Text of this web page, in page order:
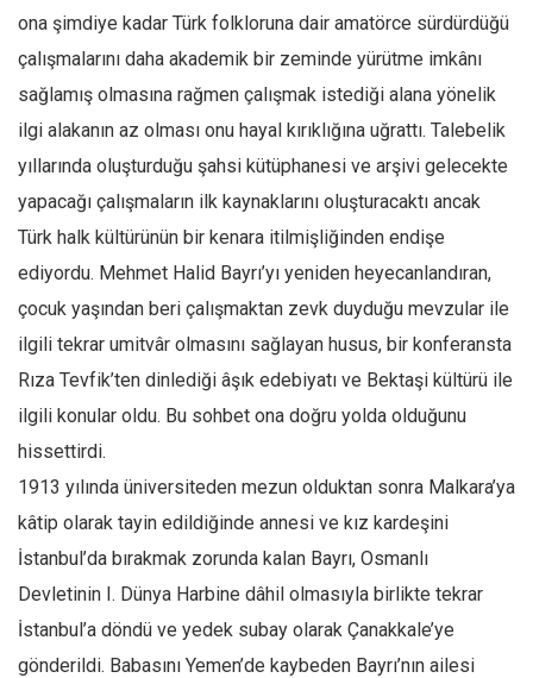
Mehmet Ali Tekin
Abir E. Nahas
Amina S. Jenenkovic
Bağdagül Öz
Esra Elönü
» Yazar arşivi
Tüm Sayılar
Kategoriler
Kültür Sanat
Kitap
Ekonomi
Spor
Manzara
Sağlık
ona şimdiye kadar Türk folkloruna dair amatörce sürdürdüğü
çalışmalarını daha akademik bir zeminde yürütme imkânı
sağlamış olmasına rağmen çalışmak istediği alana yönelik
ilgi alakanın az olması onu hayal kırıklığına uğrattı. Talebelik
yıllarında oluşturduğu şahsi kütüphanesi ve arşivi gelecekte
yapacağı çalışmaların ilk kaynaklarını oluşturacaktı ancak
Türk halk kültürünün bir kenara itilmişliğinden endişe
ediyordu. Mehmet Halid Bayrı’yı yeniden heyecanlandıran,
çocuk yaşından beri çalışmaktan zevk duyduğu mevzular ile
ilgili tekrar umitvâr olmasını sağlayan husus, bir konferansta
Rıza Tevfik’ten dinlediği âşık edebiyatı ve Bektaşi kültürü ile
ilgili konular oldu. Bu sohbet ona doğru yolda olduğunu
hissettirdi.
1913 yılında üniversiteden mezun olduktan sonra Malkara’ya
kâtip olarak tayin edildiğinde annesi ve kız kardeşini
İstanbul’da bırakmak zorunda kalan Bayrı, Osmanlı
Devletinin I. Dünya Harbine dâhil olmasıyla birlikte tekrar
İstanbul’a döndü ve yedek subay olarak Çanakkale’ye
gönderildi. Babasını Yemen’de kaybeden Bayrı’nın ailesi